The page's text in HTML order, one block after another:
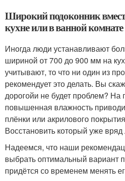
Широкий подоконник
кухне или в ванной комнате
Иногда люди устанавливают
шириной от 700 до 900 мм на
учитывают, то что ни один из
рекомендует это делать. Вы
дорогойи не будет проблем? На
повышенная влажность
плёнки или акрилового
Восстановить который уже вряд
Надеемся, что наши
выбрать оптимальный вариант
придётся со временем менять